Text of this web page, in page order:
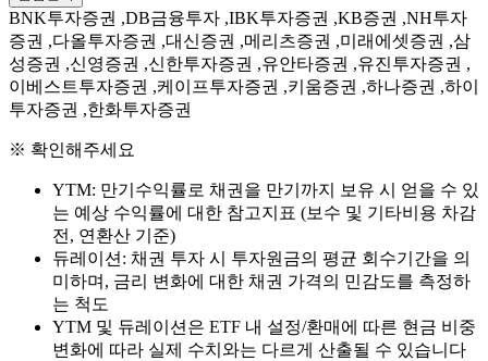
BNK투자증권 ,DB금융투자 ,IBK투자증권 ,KB증권 ,NH투자
증권 ,다올투자증권 ,대신증권 ,메리츠증권 ,미래에셋증권 ,삼
성증권 ,신영증권 ,신한투자증권 ,유안타증권 ,유진투자증권 ,
이베스트투자증권 ,케이프투자증권 ,키움증권 ,하나증권 ,하이
투자증권 ,한화투자증권
※ 확인해주세요
YTM: 만기수익률로 채권을 만기까지 보유 시 얻을 수 있
는 예상 수익률에 대한 참고지표 (보수 및 기타비용 차감
전, 연환산 기준)
듀레이션: 채권 투자 시 투자원금의 평균 회수기간을 의
미하며, 금리 변화에 대한 채권 가격의 민감도를 측정하
는 척도
YTM 및 듀레이션은 ETF 내 설정/환매에 따른 현금 비중
변화에 따라 실제 수치와는 다르게 산출될 수 있습니다